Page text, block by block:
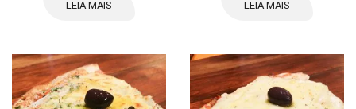
LEIA MAIS LEIA MAIS